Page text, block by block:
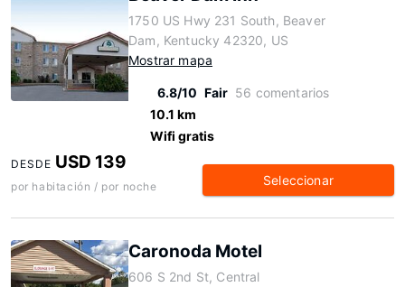
1750 US Hwy 231 South, Beaver
Dam, Kentucky 42320, US
Mostrar mapa
6.8/10 Fair 56 comentarios
10.1 km
Wifi gratis
DESDE USD 139
por habitación / por noche Seleccionar
Caronoda Motel
606 S 2nd St, Central